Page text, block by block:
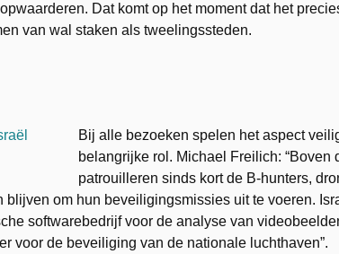
Dat komt op het moment dat het
van wal staken als tweelingssteden.
Bij alle bezoeken spelen het aspect
belangrijke rol. Michael Freilich: “Boven
patrouilleren sinds kort de B-hunters,
om hun beveiligingsmissies uit te voeren.
softwarebedrijf voor de analyse van
voor de beveiliging van de nationale luchthaven”.